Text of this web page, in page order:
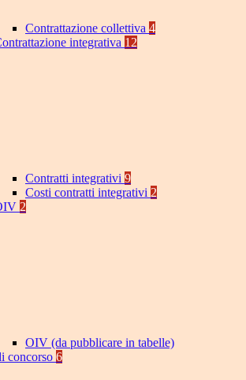
Contrattazione collettiva 4
integrativa 12
Contratti integrativi 9
Costi contratti integrativi 2
2
OIV (da pubblicare in tabelle)
concorso 6